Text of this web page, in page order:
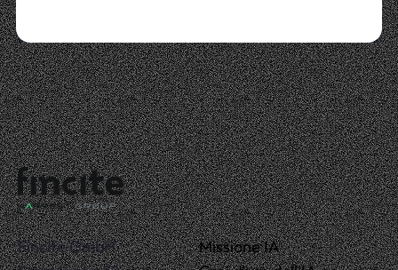
Fincite GmbH
Missione IA